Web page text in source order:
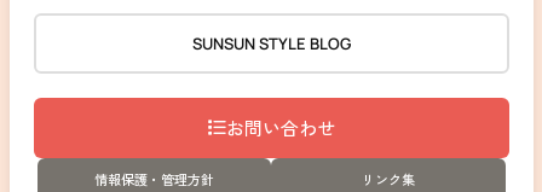
SUNSUN STYLE BLOG
お問い合わせ
情報保護・管理方針 リンク集